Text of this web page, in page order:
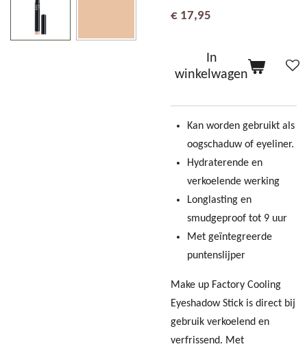
€ 17,95
In
winkelwagen
Kan worden gebruikt als
oogschaduw of eyeliner.
Hydraterende en
verkoelende werking
Longlasting en
smudgeproof tot 9 uur
Met geïntegreerde
puntenslijper
Make up Factory Cooling
Eyeshadow Stick is direct bij
gebruik verkoelend en
verfrissend. Met